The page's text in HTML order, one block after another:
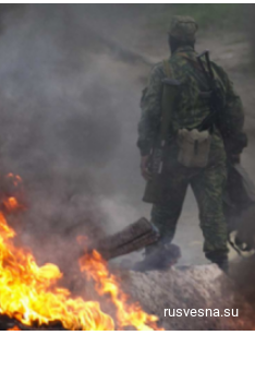
rusvesna.su